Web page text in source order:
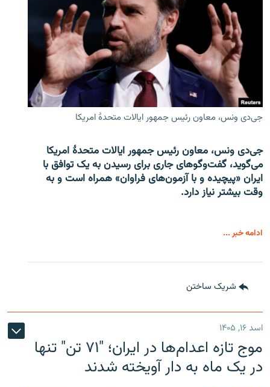
جی‌دی ونس، معاون رئیس جمهور ایالات متحدۀ امریکا
جی‌دی ونس، معاون رئیس جمهور ایالات متحدۀ امریکا
می‌گوید، گفت‌وگوهای جاری برای رسیدن به یک توافق با
ایران «پیچیده و با آزمون‌های فراوان» همراه است و به
وقت بیشتر نیاز دارد.
ادامه خبر ...
شریک ساختن
اسد ۱۶, ۱۴۰۵
موج تازه اعدام‌ها در ایران؛ "۷۱ تن" تنها
در یک ماه به دار آویخته شدند